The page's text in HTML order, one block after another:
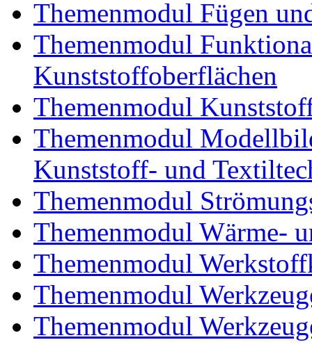
Themenmodul Fügen
Themenmodul
Kunststoffoberflächen
Themenmodul
Themenmodul
Kunststoff- und
Themenmodul
Themenmodul Wärme-
Themenmodul
Themenmodul
Themenmodul